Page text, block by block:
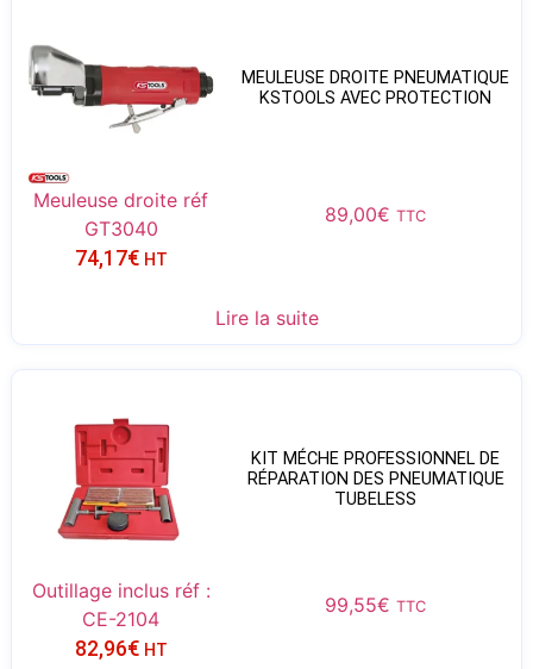
MEULEUSE DROITE PNEUMATIQUE
KSTOOLS AVEC PROTECTION
Meuleuse droite réf
GT3040
89,00€ TTC
74,17€ HT
Lire la suite
KIT MÉCHE PROFESSIONNEL DE
RÉPARATION DES PNEUMATIQUE
TUBELESS
Outillage inclus réf :
CE-2104
99,55€ TTC
82,96€ HT